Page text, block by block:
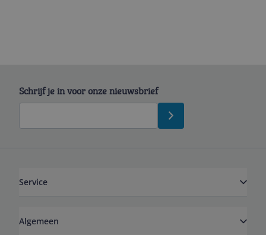
Schrijf je in voor onze nieuwsbrief
Service
Algemeen